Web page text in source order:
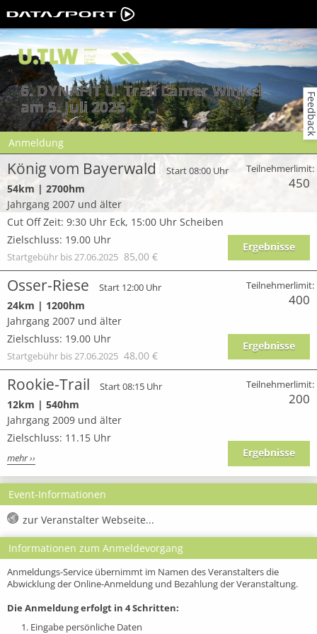
6. DYNAFIT U. Trail Lamer Winkel
am 5. Juli 2025
Anmeldung
König vom Bayerwald Start 08:00 Uhr
54km | 2700hm
Jahrgang 2007 und älter
Cut Off Zeit: 9:30 Uhr Eck, 15:00 Uhr Scheiben
Zielschluss: 19.00 Uhr
Startgebühr bis 27.06.2025 85,00 €
Teilnehmerlimit:
450
Ergebnisse
Osser-Riese Start 12:00 Uhr
24km | 1200hm
Jahrgang 2007 und älter
Zielschluss: 19.00 Uhr
Startgebühr bis 27.06.2025 48,00 €
Teilnehmerlimit:
400
Ergebnisse
Rookie-Trail Start 08:15 Uhr
12km | 540hm
Jahrgang 2009 und älter
Zielschluss: 11.15 Uhr
mehr ››
Teilnehmerlimit:
200
Ergebnisse
Event-Informationen
zur Veranstalter Webseite...
Informationen zum Anmeldevorgang
Anmeldungs-Service übernimmt im Namen des Veranstalters die
Abwicklung der Online-Anmeldung und Bezahlung der Veranstaltung.
Die Anmeldung erfolgt in 4 Schritten:
1. Eingabe persönliche Daten